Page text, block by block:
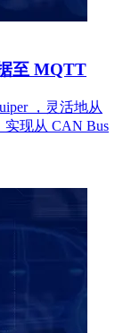
至 MQTT
，灵活地从
现从 CAN Bus